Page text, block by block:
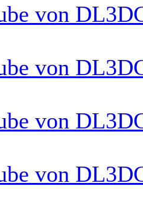
von
von
von
von